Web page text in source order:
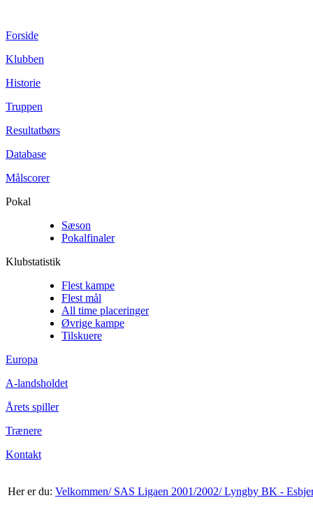
Forside
Klubben
Historie
Truppen
Resultatbørs
Database
Målscorer
Pokal
Sæson
Pokalfinaler
Klubstatistik
Flest kampe
Flest mål
All time placeringer
Øvrige kampe
Tilskuere
Europa
A-landsholdet
Årets spiller
Trænere
Kontakt
Her er du: Velkommen/ SAS Ligaen 2001/2002/Lyngby BK -